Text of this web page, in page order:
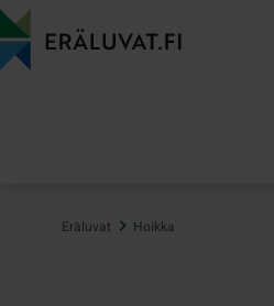
Hyppää
sisältöön
Eräluvat Hoikka